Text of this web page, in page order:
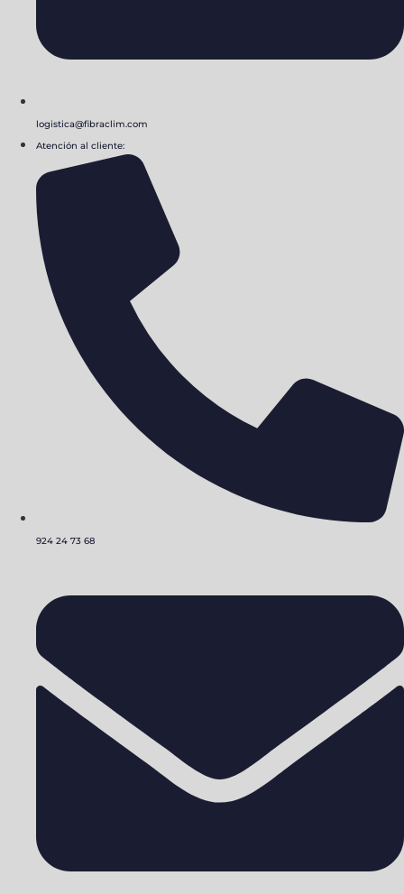
logistica@fibraclim.com
Atención al cliente:
924 24 73 68